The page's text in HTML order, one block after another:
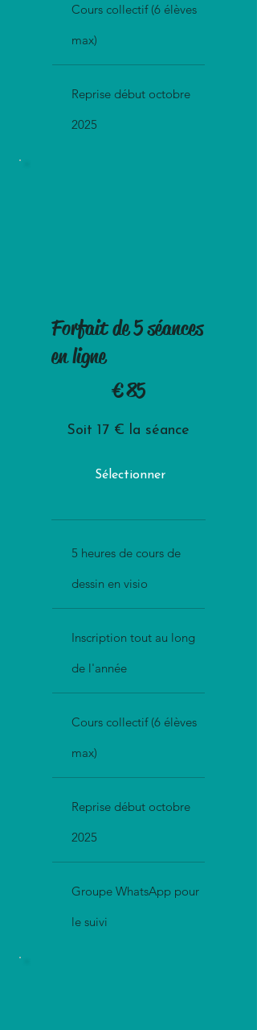
Cours collectif (6 élèves
max)
Reprise début octobre
2025
Forfait de 5 séances
en ligne
€85
Soit 17 € la séance
Sélectionner
5 heures de cours de
dessin en visio
Inscription tout au long
de l'année
Cours collectif (6 élèves
max)
Reprise début octobre
2025
Groupe WhatsApp pour
le suivi